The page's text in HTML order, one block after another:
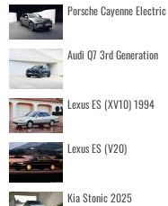
Porsche Cayenne Electric
Audi Q7 3rd Generation
Lexus ES (XV10) 1994
Lexus ES (V20)
Kia Stonic 2025